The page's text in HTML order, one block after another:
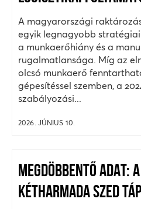
A magyarországi
egyik legnagyobb
a munkaerőhiány és a
rugalmatlansága. Míg az
olcsó munkaerő
gépesítéssel szemben, a
szabályozási...
2026. JÚNIUS 10.
MEGDÖBBENTŐ ADAT:
KÉTHARMADA SZED